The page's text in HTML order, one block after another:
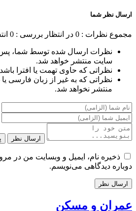
ارسال نظر شما
مجموع نظرات : 0 در انتظار بررسی : 0
نظرات ارسال شده توسط شما، پس
سایت منتشر خواهد شد.
نظراتی که حاوی تهمت یا افترا
نظراتی که به غیر از زبان فارسی
منتشر نخواهد شد.
ارسال نظر
ذخیره نام، ایمیل و وبسایت من در
دوباره دیدگاهی می‌نویسم.
عمران و مسکن